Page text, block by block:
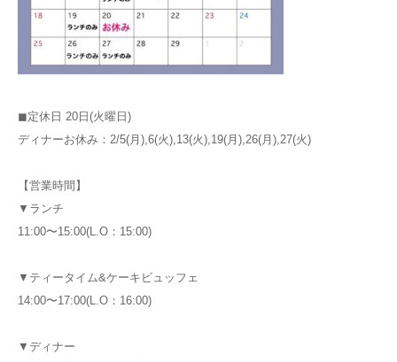
◼︎定休日 20日(火曜日)
ディナーお休み：2/5(月),6(火),13(火),19(月),26(月),27(火)
【営業時間】
▼ランチ
11:00〜15:00(L.O：15:00)
▼ティータイム&ケーキビュッフェ
14:00〜17:00(L.O：16:00)
▼ディナー